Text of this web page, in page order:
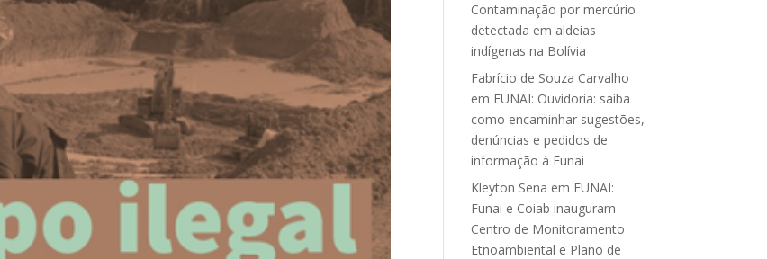
Contaminação por mercúrio
detectada em aldeias
indígenas na Bolívia
Fabrício de Souza Carvalho
em FUNAI: Ouvidoria: saiba
como encaminhar sugestões,
denúncias e pedidos de
informação à Funai
Kleyton Sena em FUNAI:
Funai e Coiab inauguram
Centro de Monitoramento
Etnoambiental e Plano de